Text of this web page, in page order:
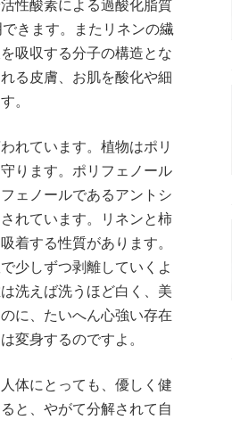
性酸素による過酸化脂質
きます。またリネンの繊
吸収する分子の構造とな
る皮膚、お肌を酸化や細
。
れています。植物はポリ
ります。ポリフェノール
ェノールであるアントシ
れています。リネンと柿
着する性質があります。
少しずつ剥離していくよ
洗えば洗うほど白く、美
に、たいへん心強い存在
変身するのですよ。
体にとっても、優しく健
と、やがて分解されて自